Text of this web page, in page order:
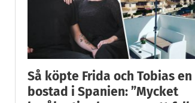
Så köpte Frida och Tobias en
bostad i Spanien: ”Mycket